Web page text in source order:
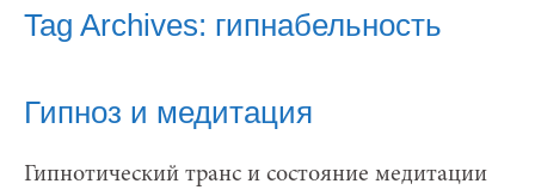
Tag Archives: гипнабельность
Гипноз и медитация
Гипнотический транс и состояние медитации